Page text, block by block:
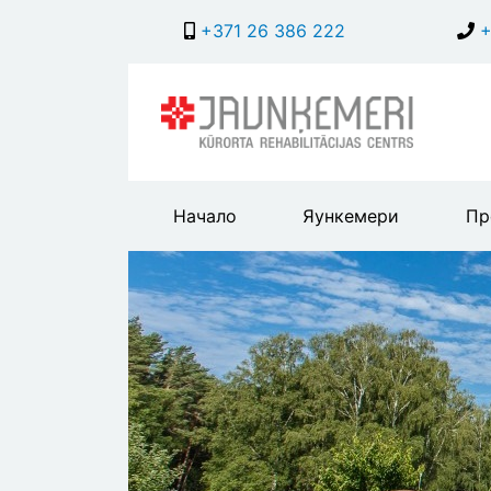
+371 26 386 222
Main
header
menu
Начало Яункемери